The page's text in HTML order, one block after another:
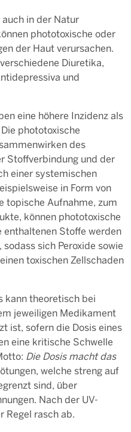
in der Natur
phototoxische oder
der Haut verursachen.
Diuretika,
und
eine höhere Inzidenz als
phototoxische
des
Stoffverbindung und der
einer systemischen
in Form von
topische Aufnahme, zum
können phototoxische
Stoffe werden
sich Peroxide sowie
toxischen Zellschaden
kann theoretisch bei
jeweiligen Medikament
ist, sofern die Dosis eines
eine kritische Schwelle
Die Dosis macht das
welche streng auf
sind, über
Nach der UV-
Regel rasch ab.